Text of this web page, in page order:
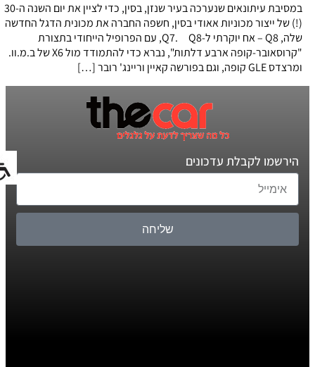
במסיבת עיתונאים שנערכה בעיר שנזן, בסין, כדי לציין את יום השנה ה-30
(!) של ייצור מכוניות אאודי בסין, חשפה החברה את מכונית הדגל החדשה
שלה, Q8 – אח יוקרתי ל-Q7. Q8, עם הפרופיל הייחודי בתצורת
"קרוסאובר-קופה ארבע דלתות", נברא כדי להתמודד מול X6 של ב.מ.וו.
ומרצדס GLE קופה, וגם בפורשה קאיין וריינג' רובר […]
הירשמו לקבלת עדכונים
שליחה